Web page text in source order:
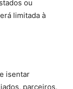
ou
limitada à
isentar
parceiros,